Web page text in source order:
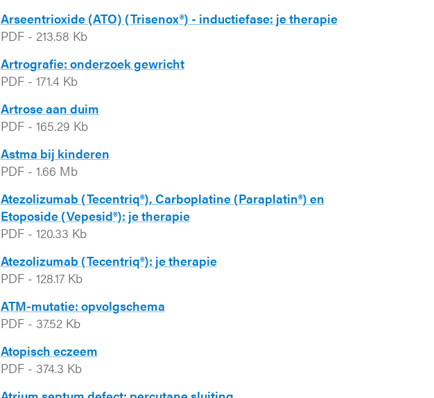
Arseentrioxide (ATO) (Trisenox®) - inductiefase: je therapie
PDF- 213.58 Kb
Artrografie: onderzoek gewricht
PDF- 171.4 Kb
Artrose aan duim
PDF- 165.29 Kb
Astma bij kinderen
PDF- 1.66 Mb
Atezolizumab (Tecentriq®), Carboplatine (Paraplatin®) en
Etoposide (Vepesid®): je therapie
PDF- 120.33 Kb
Atezolizumab (Tecentriq®): je therapie
PDF- 128.17 Kb
ATM-mutatie: opvolgschema
PDF- 37.52 Kb
Atopisch eczeem
PDF- 374.3 Kb